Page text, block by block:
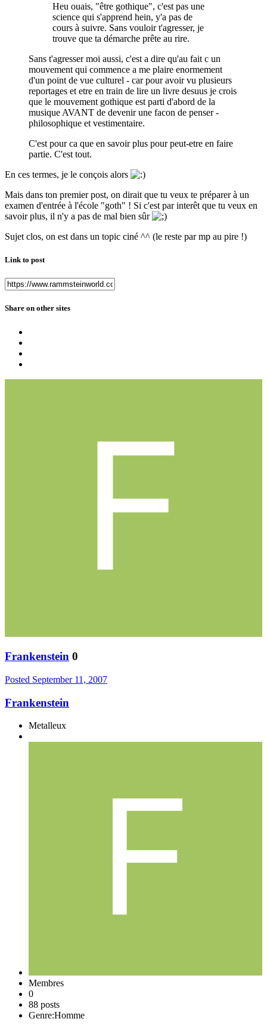
Heu ouais, "être gothique", c'est pas une
science qui s'apprend hein, y'a pas de
cours à suivre. Sans vouloir t'agresser, je
trouve que ta démarche prête au rire.
Sans t'agresser moi aussi, c'est a dire qu'au fait c un
mouvement qui commence a me plaire enormement
d'un point de vue culturel - car pour avoir vu plusieurs
reportages et etre en train de lire un livre desuus je crois
que le mouvement gothique est parti d'abord de la
musique AVANT de devenir une facon de penser -
philosophique et vestimentaire.
C'est pour ca que en savoir plus pour peut-etre en faire
partie. C'est tout.
En ces termes, je le conçois alors
Mais dans ton premier post, on dirait que tu veux te préparer à un
examen d'entrée à l'école "goth" ! Si c'est par interêt que tu veux en
savoir plus, il n'y a pas de mal bien sûr
Sujet clos, on est dans un topic ciné ^^ (le reste par mp au pire !)
Link to post
Share on other sites
Frankenstein 0
Posted September 11, 2007
Frankenstein
Metalleux
Membres
0
88 posts
Genre:Homme